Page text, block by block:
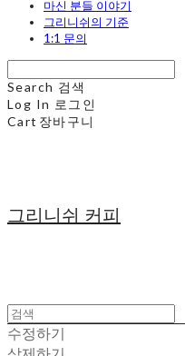
마신 분들 이야기
그리니쉬의 기준
1:1 문의
Search 검색
Log In 로그인
Cart 장바구니
그리니쉬 커피
수정하기